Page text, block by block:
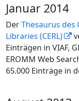
Januar 2014
DerThesaurus des
Libraries (CERL)
Einträgen in VIAF,
EROMM Web
65.000 Einträge in